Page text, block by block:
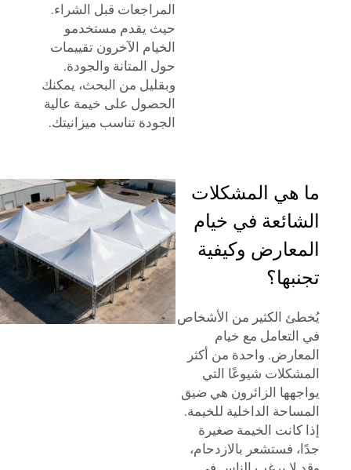
المراجعات قبل الشراء.
حيث يقدم مستخدمو
الخيام الآخرون تقييمات
حول المتانة والجودة.
وبقليل من البحث، يمكنك
الحصول على خيمة عالية
الجودة تناسب ميزانيتك.
ما هي المشكلات
الشائعة في خيام
المعارض وكيفية
تجنبها؟
يُخطئ الكثير من الأشخاص
في التعامل مع خيام
المعارض. واحدة من أكثر
المشكلات شيوعًا التي
يواجهها الزائرون هي ضيق
المساحة الداخلية للخيمة.
إذا كانت الخيمة صغيرة
جدًا، فستشعر بالازدحام،